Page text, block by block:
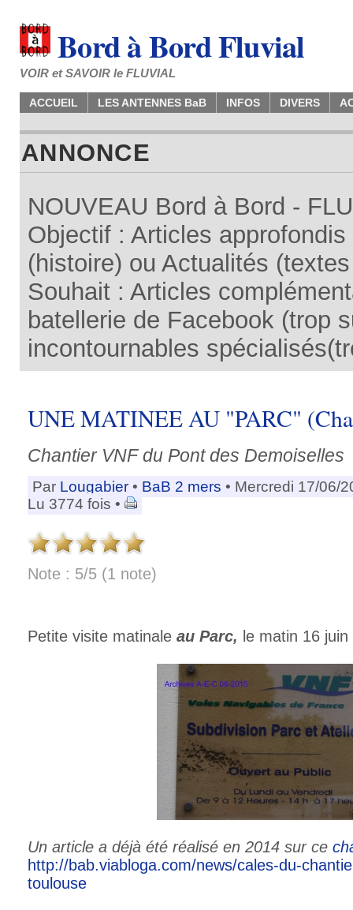
Bord à Bord Fluvial
VOIR et SAVOIR le FLUVIAL
ACCUEIL LES ANTENNES BaB INFOS DIVERS
ANNONCE
NOUVEAU Bord à Bord -
Objectif : Articles
(histoire) ou Actualités
Souhait : Articles
batellerie de Facebook (trop
incontournables
UNE MATINEE AU "PARC"
Chantier VNF du Pont des Demoiselles
Par Lougabier • BaB 2 mers • Mercredi 17/06/
Lu 3774 fois •
Note : 5/5 (1 note)
Petite visite matinale au Parc, le matin 16
Un article a déjà été réalisé en 2014 sur ce
http://bab.viabloga.com/news/cales-du-
toulouse